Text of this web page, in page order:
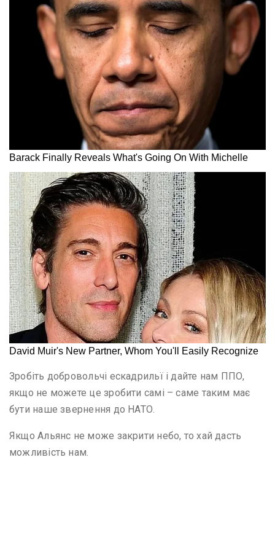
Зробіть добровольчі ескадрильї і дайте нам ППО,
якщо не можете це зробити самі – саме таким має
бути наше звернення до НАТО.
Якщо Альянс не може закрити небо, то хай дасть
можливість нам.